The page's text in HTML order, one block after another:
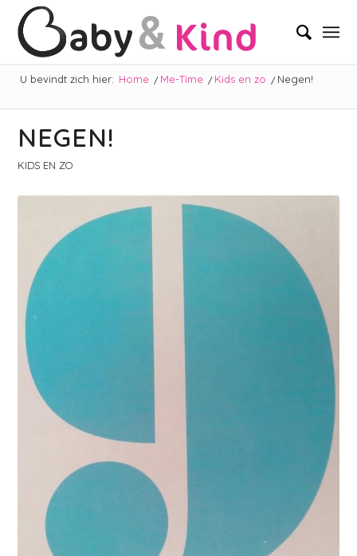
U bevindt zich hier: Home / Me-Time / Kids en zo / Negen!
NEGEN!
KIDS EN ZO